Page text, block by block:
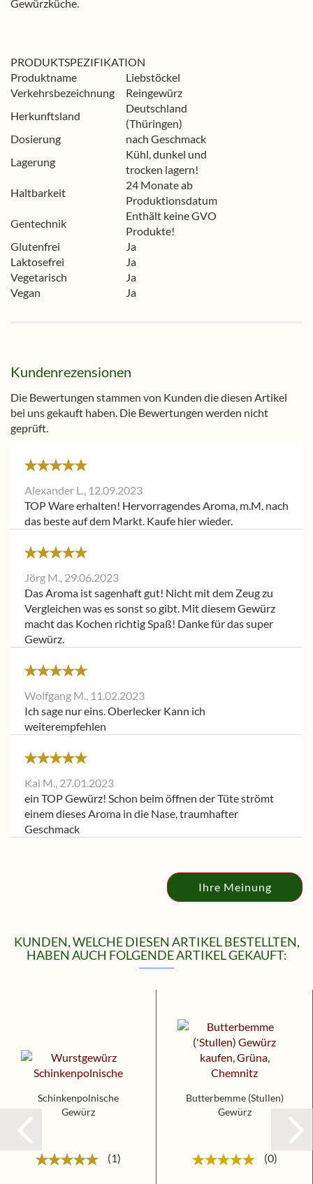
Gewürzküche.
PRODUKTSPEZIFIKATION
Produktname
Liebstöckel
Verkehrsbezeichnung
Reingewürz
Herkunftsland
Deutschland
(Thüringen)
Dosierung
nach Geschmack
Lagerung
Kühl, dunkel und
trocken lagern!
Haltbarkeit
24 Monate ab
Produktionsdatum
Gentechnik
Enthält keine GVO
Produkte!
Glutenfrei
Ja
Laktosefrei
Ja
Vegetarisch
Ja
Vegan
Ja
Kundenrezensionen
Die Bewertungen stammen von Kunden die diesen Artikel
bei uns gekauft haben. Die Bewertungen werden nicht
geprüft.
Alexander L., 12.09.2023
TOP Ware erhalten! Hervorragendes Aroma, m.M. nach
das beste auf dem Markt. Kaufe hier wieder.
Jörg M., 29.06.2023
Das Aroma ist sagenhaft gut! Nicht mit dem Zeug zu
Vergleichen was es sonst so gibt. Mit diesem Gewürz
macht das Kochen richtig Spaß! Danke für das super
Gewürz.
Wolfgang M., 11.02.2023
Ich sage nur eins. Oberlecker Kann ich
weiterempfehlen
Kai M., 27.01.2023
ein TOP Gewürz! Schon beim öffnen der Tüte strömt
einem dieses Aroma in die Nase, traumhafter
Geschmack
Ihre Meinung
KUNDEN, WELCHE DIESEN ARTIKEL BESTELLTEN,
HABEN AUCH FOLGENDE ARTIKEL GEKAUFT:
Schinkenpolnische
Gewürz
1
Butterbemme (Stullen)
Gewürz
0